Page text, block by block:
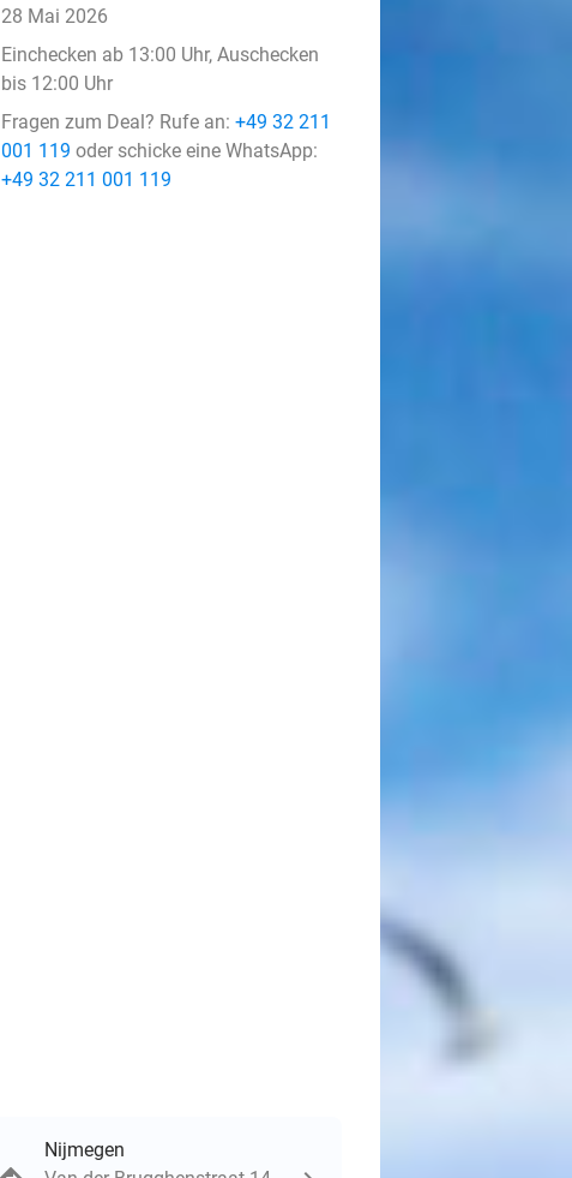
28 Mai 2026
Einchecken ab 13:00 Uhr, Auschecken
bis 12:00 Uhr
Fragen zum Deal? Rufe an: +49 32 211
001 119 oder schicke eine WhatsApp:
+49 32 211 001 119
Nijmegen